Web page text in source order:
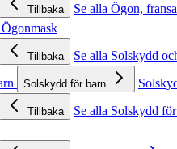
Tillbaka
Se alla Ögon,
Ögonmask
Tillbaka
Se alla Solskydd
Solskydd för barn
Tillbaka
Se alla Solskydd